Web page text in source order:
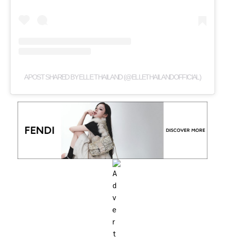
A POST SHARED BY ELLE THAILAND (@ELLETHAILANDOFFICIAL)